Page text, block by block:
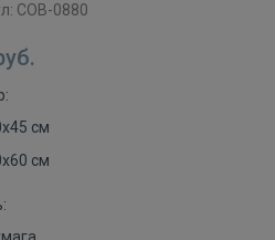
СОВ-0880
см
см